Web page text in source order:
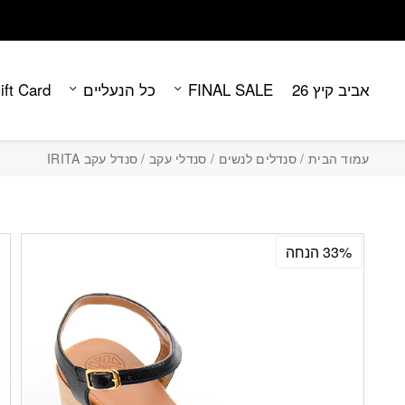
אביב קיץ 26 FINAL SALE כל הנעליים Card
עמוד הבית / סנדלים לנשים / סנדלי עקב / סנדל עקב IRITA
33% הנחה